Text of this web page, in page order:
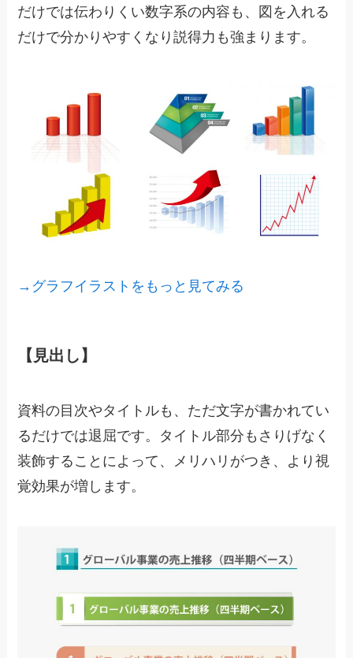
だけでは伝わりくい数字系の内容も、図を入れる
だけで分かりやすくなり説得力も強まります。
→グラフイラストをもっと見てみる
【見出し】
資料の目次やタイトルも、ただ文字が書かれてい
るだけでは退屈です。タイトル部分もさりげなく
装飾することによって、メリハリがつき、より視
覚効果が増します。